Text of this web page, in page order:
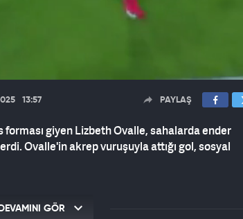
13:57 PAYLAŞ
giyen Lizbeth Ovalle, sahalarda ender
Ovalle'in akrep vuruşuyla attığı gol, sosyal
DEVAMINI GÖR